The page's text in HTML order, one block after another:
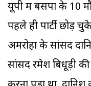
यूपी में बसपा के 10
पहले ही पार्टी छोड़
अमरोहा के सांसद
सांसद रमेश बिधूड़ी की